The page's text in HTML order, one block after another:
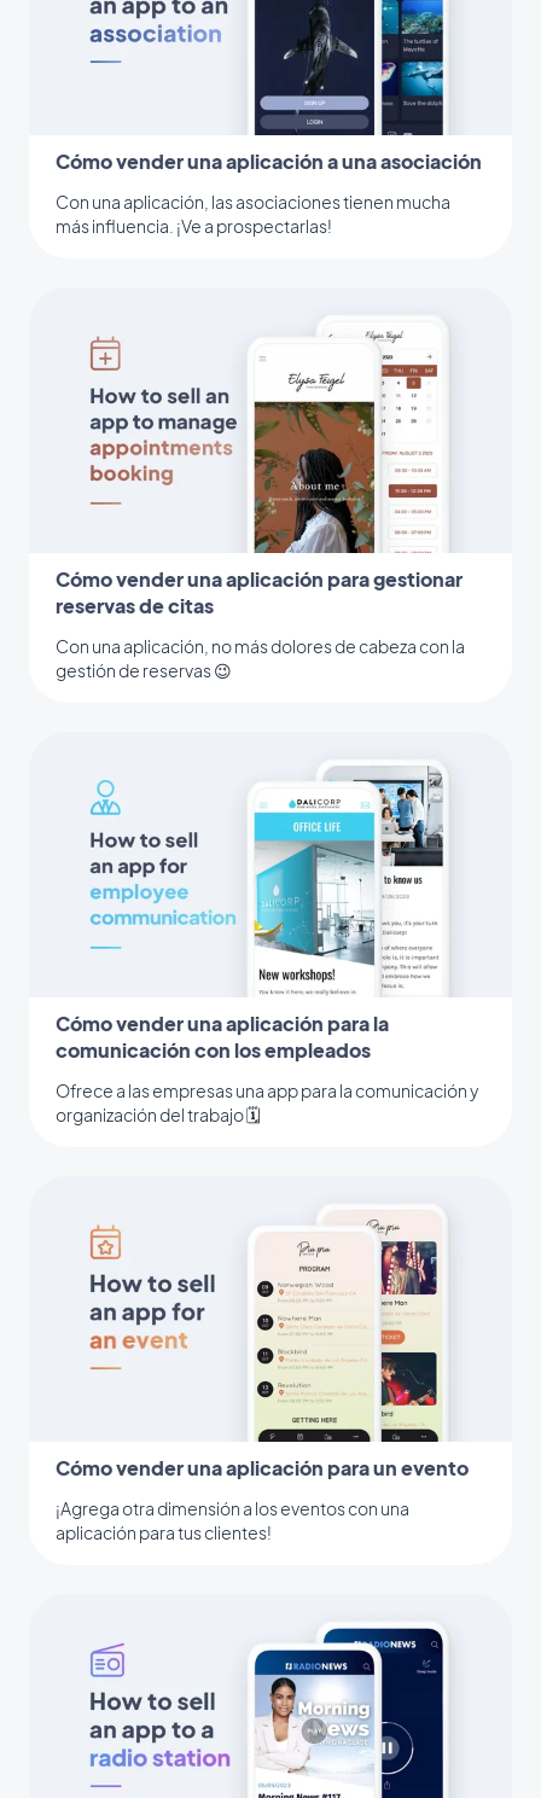
Cómo vender una aplicación a una asociación
Con una aplicación, las asociaciones tienen mucha
más influencia. ¡Ve a prospectarlas!
Cómo vender una aplicación para gestionar
reservas de citas
Con una aplicación, no más dolores de cabeza con la
gestión de reservas 😉
Cómo vender una aplicación para la
comunicación con los empleados
Ofrece a las empresas una app para la comunicación y
organización del trabajo 🗓
Cómo vender una aplicación para un evento
¡Agrega otra dimensión a los eventos con una
aplicación para tus clientes!